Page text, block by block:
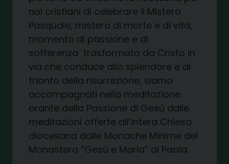
noi cristiani di celebrare il Mistero
Pasquale, mistero di morte e di vita,
momento di passione e di
sofferenza trasformato da Cristo in
via che conduce allo splendore e al
trionfo della risurrezione, siamo
accompagnati nella meditazione
orante della Passione di Gesù dalle
meditazioni offerte all’intera Chiesa
diocesana dalle Monache Minime del
Monastero “Gesù e Maria” di Paola.